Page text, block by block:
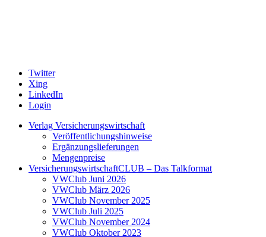
Twitter
Xing
LinkedIn
Login
Verlag Versicherungswirtschaft
Veröffentlichungshinweise
Ergänzungslieferungen
Mengenpreise
VersicherungswirtschaftCLUB – Das Talkformat
VWClub Juni 2026
VWClub März 2026
VWClub November 2025
VWClub Juli 2025
VWClub November 2024
VWClub Oktober 2023